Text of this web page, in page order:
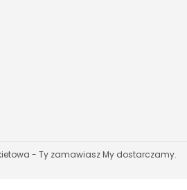
- Ty zamawiasz My dostarczamy.